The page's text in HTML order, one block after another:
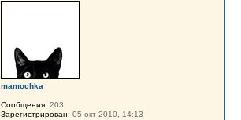
mamochka
Сообщения: 203
Зарегистрирован: 05 окт 2010, 14:13